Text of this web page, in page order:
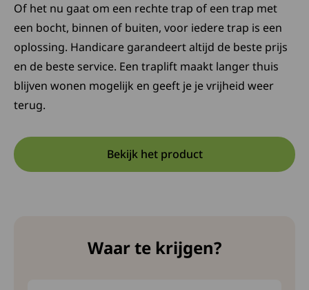
Of het nu gaat om een rechte trap of een trap met
een bocht, binnen of buiten, voor iedere trap is een
oplossing. Handicare garandeert altijd de beste prijs
en de beste service. Een traplift maakt langer thuis
blijven wonen mogelijk en geeft je je vrijheid weer
terug.
Bekijk het product
Opent in een nieuwe tab:
Deze link opent in een nieuw
Waar te krijgen?